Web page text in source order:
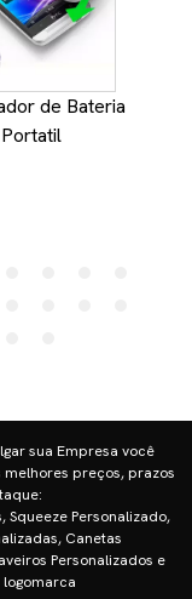
de Bateria
Portatil
sua Empresa você
preços, prazos
Personalizado,
Canetas
Personalizados e
logomarca